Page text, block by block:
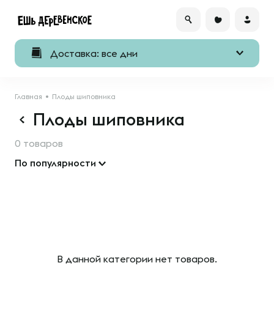
Доставка: все дни
Главная Плоды шиповника
Плоды шиповника
0 товаров
По популярности
В данной категории нет товаров.